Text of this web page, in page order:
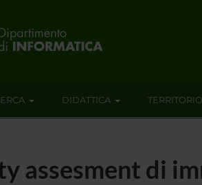
DIDATTICA
assesment di